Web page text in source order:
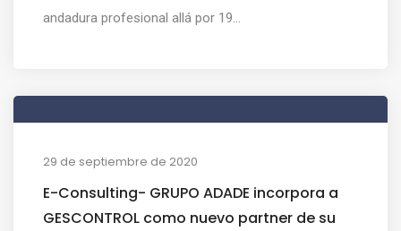
andadura profesional allá por 19...
29 de septiembre de 2020
E-Consulting- GRUPO ADADE incorpora a
GESCONTROL como nuevo partner de su